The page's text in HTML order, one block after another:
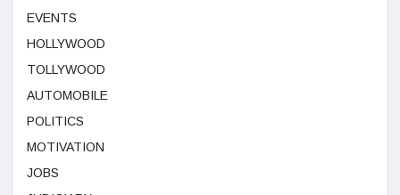
EVENTS
HOLLYWOOD
TOLLYWOOD
AUTOMOBILE
POLITICS
MOTIVATION
JOBS